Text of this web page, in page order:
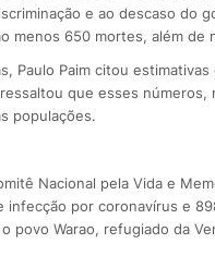
e ao descaso do
menos 650 mortes, além
Paulo Paim citou
que esses
populações.
Nacional pela Vida e
infecção por coronavírus e
povo Warao, refugiado da